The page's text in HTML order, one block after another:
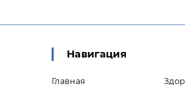
Навигация
Главная